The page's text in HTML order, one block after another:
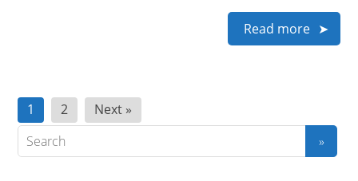
Read more
Posts
pagination
1 2 Next »